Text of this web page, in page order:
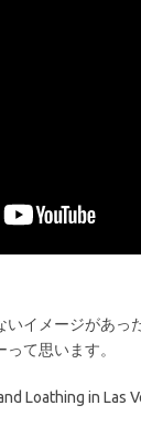
いイメージがあ
て思います。
Loathing in